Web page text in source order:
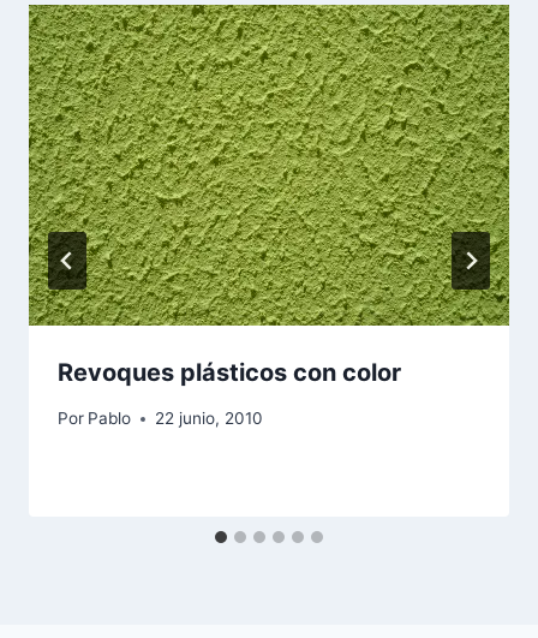
Revoques plásticos con color
Por Pablo 22 junio, 2010